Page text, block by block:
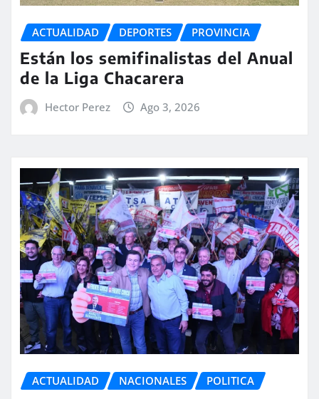
ACTUALIDAD DEPORTES PROVINCIA
Están los semifinalistas del Anual
de la Liga Chacarera
Hector Perez Ago 3, 2026
ACTUALIDAD NACIONALES POLITICA